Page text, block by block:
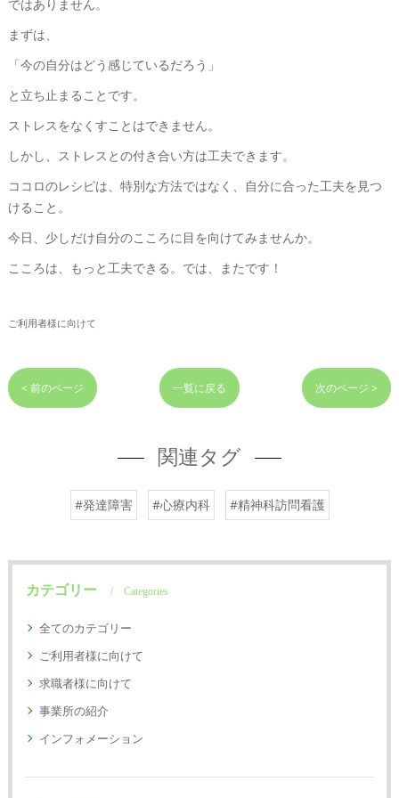
ではありません。
まずは、
「今の自分はどう感じているだろう」
と立ち止まることです。
ストレスをなくすことはできません。
しかし、ストレスとの付き合い方は工夫できます。
ココロのレシピは、特別な方法ではなく、自分に合った工夫を見つ
けること。
今日、少しだけ自分のこころに目を向けてみませんか。
こころは、もっと工夫できる。では、またです！
ご利用者様に向けて
< 前のページ 一覧に戻る 次のページ >
関連タグ
#発達障害 #心療内科 #精神科訪問看護
カテゴリー Categories
全てのカテゴリー
ご利用者様に向けて
求職者様に向けて
事業所の紹介
インフォメーション